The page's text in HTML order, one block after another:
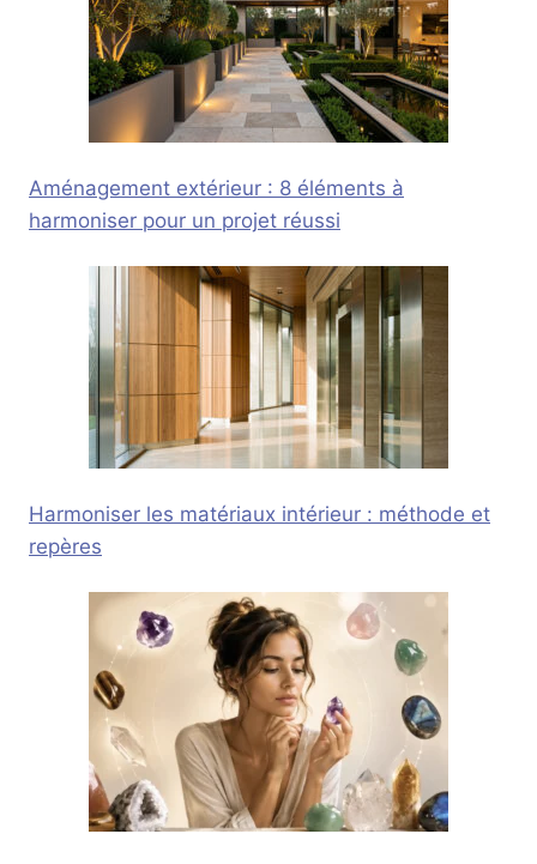
Aménagement extérieur : 8 éléments à
harmoniser pour un projet réussi
Harmoniser les matériaux intérieur : méthode et
repères